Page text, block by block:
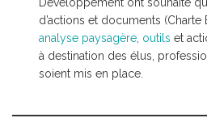
Développement ont souhaité
d’actions et documents (Charte
analyse paysagère, outils et
à destination des élus,
soient mis en place.